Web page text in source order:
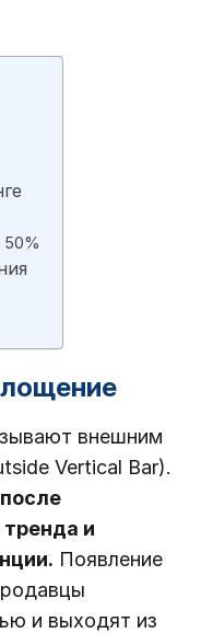
50%
внешним
Vertical Bar).
и
Появление
и выходят из